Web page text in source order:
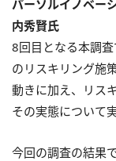
パーソルイノベ
内秀賢氏
8回目となる本調
のリスキリング施
動きに加え、リス
その実態について
今回の調査の結果